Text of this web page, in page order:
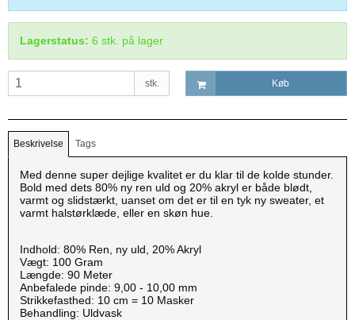
Lagerstatus: 6 stk. på lager
stk. Køb
Beskrivelse Tags
Med denne super dejlige kvalitet er du klar til de kolde stunder.
Bold med dets 80% ny ren uld og 20% akryl er både blødt,
varmt og slidstærkt, uanset om det er til en tyk ny sweater, et
varmt halstørklæde, eller en skøn hue.
Indhold: 80% Ren, ny uld, 20% Akryl
Vægt: 100 Gram
Længde: 90 Meter
Anbefalede pinde: 9,00 - 10,00 mm
Strikkefasthed: 10 cm = 10 Masker
Behandling: Uldvask